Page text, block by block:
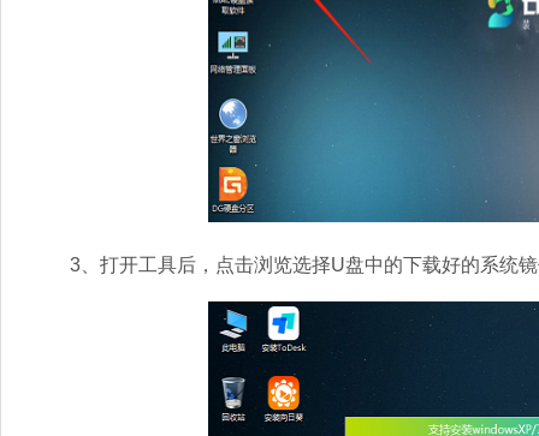
3、打开工具后，点击浏览选择U盘中的下载好的系统镜